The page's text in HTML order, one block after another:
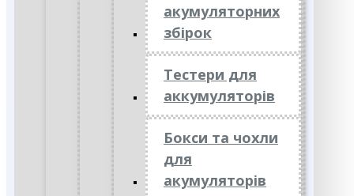
акумуляторних
збірок
Тестери для
аккумуляторів
Бокси та чохли
для
акумуляторів